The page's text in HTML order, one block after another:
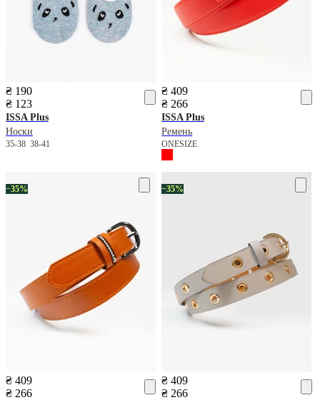
₴ 190
₴ 123
ISSA Plus
Носки
35-38 38-41
₴ 409
₴ 266
ISSA Plus
Ремень
ONESIZE
−35%
₴ 409
₴ 266
−35%
₴ 409
₴ 266